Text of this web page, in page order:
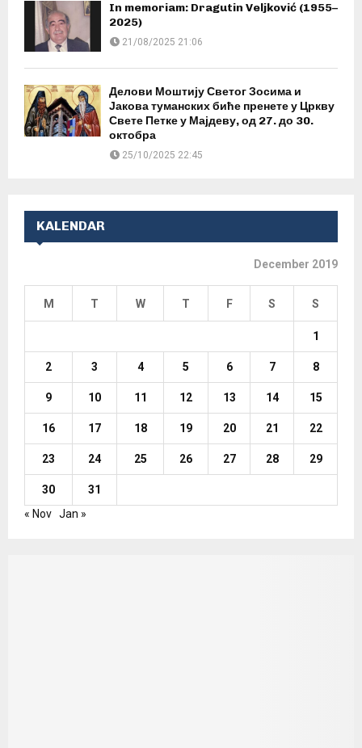
In memoriam: Dragutin Veljković (1955–
2025)
21/08/2025 21:06
Делови Моштију Светог Зосима и
Јакова туманских биће пренете у Цркву
Свете Петке у Мајдеву, од 27. до 30.
октобра
25/10/2025 22:45
KALENDAR
December 2019
M T W T F S S
1
2 3 4 5 6 7 8
9 10 11 12 13 14 15
16 17 18 19 20 21 22
23 24 25 26 27 28 29
30
31
« Nov Jan »